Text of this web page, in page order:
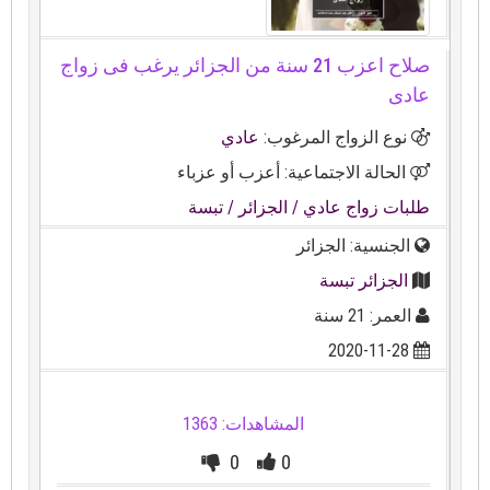
صلاح اعزب 21 سنة من الجزائر يرغب فى زواج
عادى
نوع الزواج المرغوب:عادي
الحالة الاجتماعية: أعزب أو عزباء
طلبات زواج عادي/ الجزائر / تبسة
الجنسية: الجزائر
الجزائر تبسة
العمر: 21 سنة
2020-11-28
المشاهدات: 1363
0
0